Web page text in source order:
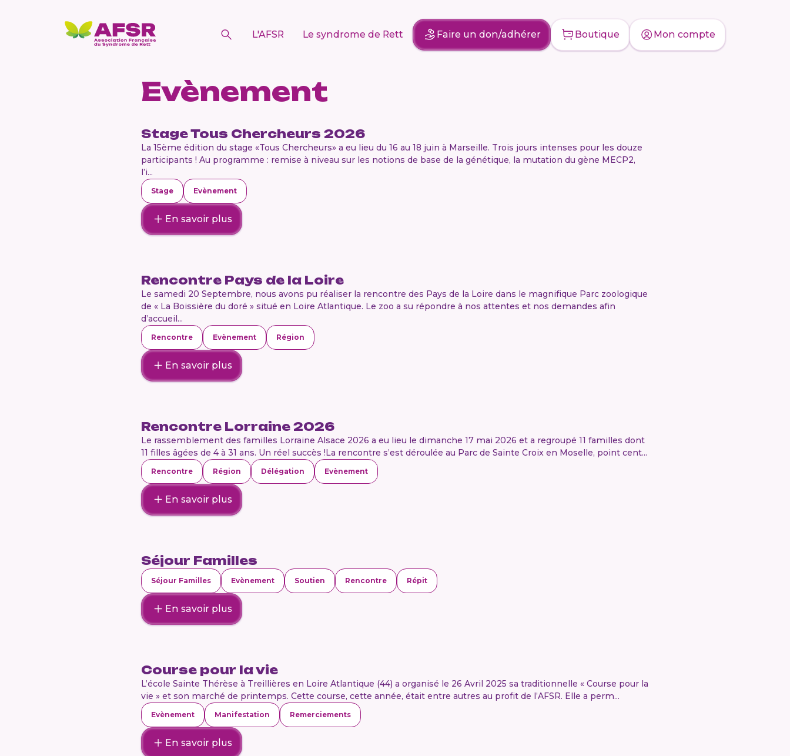
L'AFSR Le syndrome de Rett Faire un don/adhérer Boutique Mon compte
Evènement
Stage Tous Chercheurs 2026
La 15ème édition du stage «Tous Chercheurs» a eu lieu du 16 au 18 juin à Marseille. Trois jours intenses pour les douze
participants ! Au programme : remise à niveau sur les notions de base de la génétique, la mutation du gène MECP2,
l’i...
Stage Evènement
En savoir plus
Rencontre Pays de la Loire
Le samedi 20 Septembre, nous avons pu réaliser la rencontre des Pays de la Loire dans le magnifique Parc zoologique
de « La Boissière du doré » situé en Loire Atlantique. Le zoo a su répondre à nos attentes et nos demandes afin
d’accueil...
Rencontre Evènement Région
En savoir plus
Rencontre Lorraine 2026
Le rassemblement des familles Lorraine Alsace 2026 a eu lieu le dimanche 17 mai 2026 et a regroupé 11 familles dont
11 filles âgées de 4 à 31 ans. Un réel succès !La rencontre s’est déroulée au Parc de Sainte Croix en Moselle, point cent...
Rencontre Région Délégation Evènement
En savoir plus
Séjour Familles
Séjour Familles Evènement Soutien Rencontre Répit
En savoir plus
Course pour la vie
L’école Sainte Thérèse à Treillières en Loire Atlantique (44) a organisé le 26 Avril 2025 sa traditionnelle « Course pour la
vie » et son marché de printemps. Cette course, cette année, était entre autres au profit de l’AFSR. Elle a perm...
Evènement Manifestation Remerciements
En savoir plus